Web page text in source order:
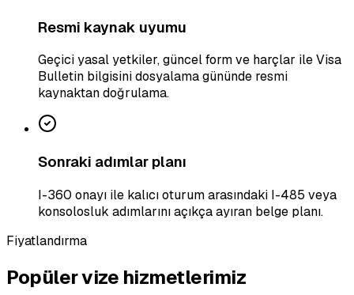
Resmi kaynak uyumu
Geçici yasal yetkiler, güncel form ve harçlar ile Visa
Bulletin bilgisini dosyalama gününde resmi
kaynaktan doğrulama.
Sonraki adımlar planı
I-360 onayı ile kalıcı oturum arasındaki I-485 veya
konsolosluk adımlarını açıkça ayıran belge planı.
Fiyatlandırma
Popüler vize hizmetlerimiz